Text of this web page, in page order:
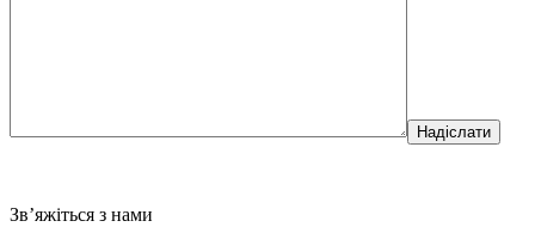
Надіслати
Зв’яжіться з нами